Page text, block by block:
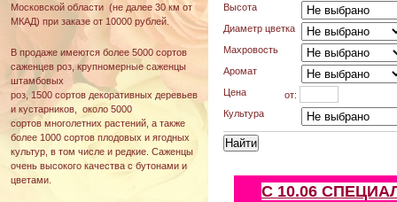
Московской области (не далее 30 км от
МКАД) при заказе от 10000 рублей.
В продаже имеются более 5000 сортов
саженцев роз, крупномерные саженцы
штамбовых
роз, 1500 сортов декоративных деревьев
и кустарников, около 5000
сортов многолетних растений, а также
более 1000 сортов плодовых и ягодных
культур, в том числе и редкие. Саженцы
очень высокого качества с бутонами и
цветами.
Высота
Диаметр цветка
Махровость
Аромат
Цена
от:
Культура
С 10.06